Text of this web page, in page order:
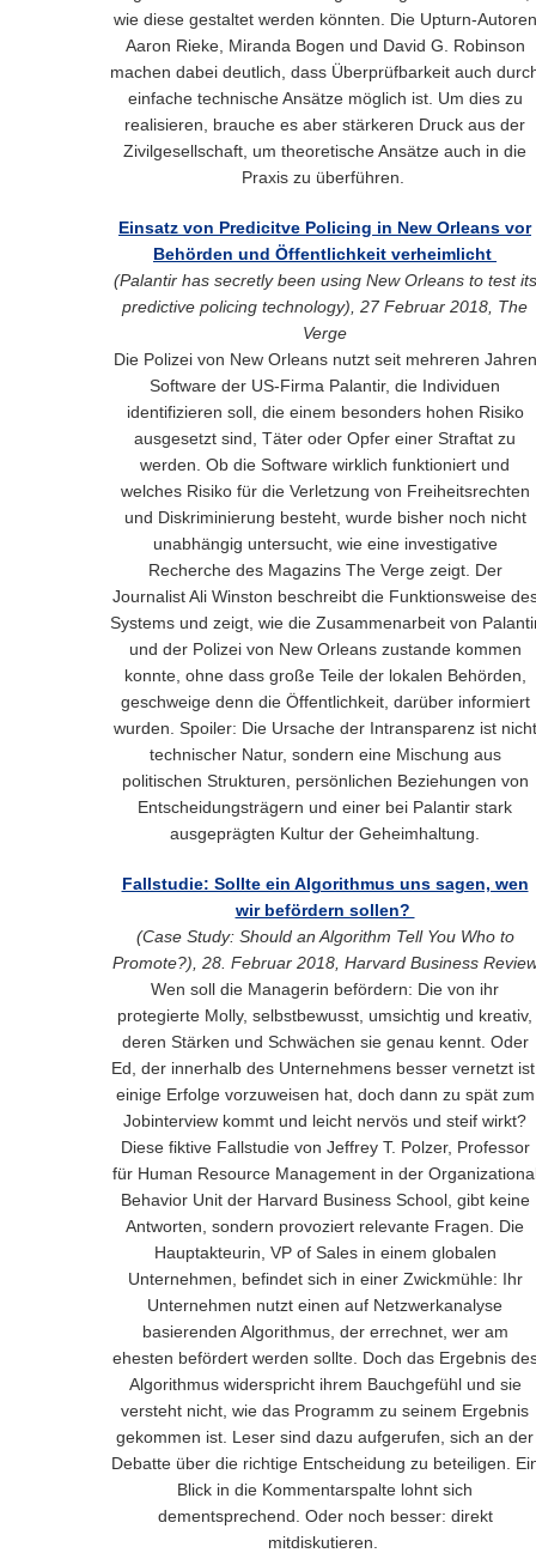
wie diese gestaltet werden könnten. Die Upturn-Autoren
Aaron Rieke, Miranda Bogen und David G. Robinson
machen dabei deutlich, dass Überprüfbarkeit auch
einfache technische Ansätze möglich ist. Um dies zu
realisieren, brauche es aber stärkeren Druck aus der
Zivilgesellschaft, um theoretische Ansätze auch in die
Praxis zu überführen.
Einsatz von Predicitve Policing in New Orleans vor
Behörden und Öffentlichkeit verheimlicht
(Palantir has secretly been using New Orleans to test its
predictive policing technology), 27 Februar 2018, The
Verge
Die Polizei von New Orleans nutzt seit mehreren Jahren
Software der US-Firma Palantir, die Individuen
identifizieren soll, die einem besonders hohen Risiko
ausgesetzt sind, Täter oder Opfer einer Straftat zu
werden. Ob die Software wirklich funktioniert und
welches Risiko für die Verletzung von Freiheitsrechten
und Diskriminierung besteht, wurde bisher noch nicht
unabhängig untersucht, wie eine investigative
Recherche des Magazins The Verge zeigt. Der
Journalist Ali Winston beschreibt die Funktionsweise
Systems und zeigt, wie die Zusammenarbeit von
und der Polizei von New Orleans zustande kommen
konnte, ohne dass große Teile der lokalen Behörden,
geschweige denn die Öffentlichkeit, darüber informiert
wurden. Spoiler: Die Ursache der Intransparenz ist nicht
technischer Natur, sondern eine Mischung aus
politischen Strukturen, persönlichen Beziehungen von
Entscheidungsträgern und einer bei Palantir stark
ausgeprägten Kultur der Geheimhaltung.
Fallstudie: Sollte ein Algorithmus uns sagen, wen
wir befördern sollen?
(Case Study: Should an Algorithm Tell You Who to
Promote?), 28. Februar 2018, Harvard Business
Wen soll die Managerin befördern: Die von ihr
protegierte Molly, selbstbewusst, umsichtig und kreativ,
deren Stärken und Schwächen sie genau kennt. Oder
Ed, der innerhalb des Unternehmens besser vernetzt
einige Erfolge vorzuweisen hat, doch dann zu spät zum
Jobinterview kommt und leicht nervös und steif wirkt?
Diese fiktive Fallstudie von Jeffrey T. Polzer, Professor
für Human Resource Management in der
Behavior Unit der Harvard Business School, gibt keine
Antworten, sondern provoziert relevante Fragen. Die
Hauptakteurin, VP of Sales in einem globalen
Unternehmen, befindet sich in einer Zwickmühle: Ihr
Unternehmen nutzt einen auf Netzwerkanalyse
basierenden Algorithmus, der errechnet, wer am
ehesten befördert werden sollte. Doch das Ergebnis
Algorithmus widerspricht ihrem Bauchgefühl und sie
versteht nicht, wie das Programm zu seinem Ergebnis
gekommen ist. Leser sind dazu aufgerufen, sich an der
Debatte über die richtige Entscheidung zu beteiligen.
Blick in die Kommentarspalte lohnt sich
dementsprechend. Oder noch besser: direkt
mitdiskutieren.